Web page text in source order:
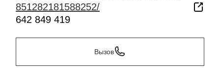
851282181588252/
642 849 419
Вызов